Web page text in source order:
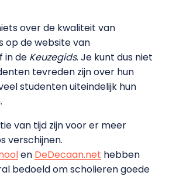
over de kwaliteit van
op de website van
in de Keuzegids. Je kunt dus niet
tevreden zijn over hun
studenten uiteindelijk hun
van tijd zijn voor er meer
verschijnen.
en DeDecaan.net hebben
bedoeld om scholieren goede